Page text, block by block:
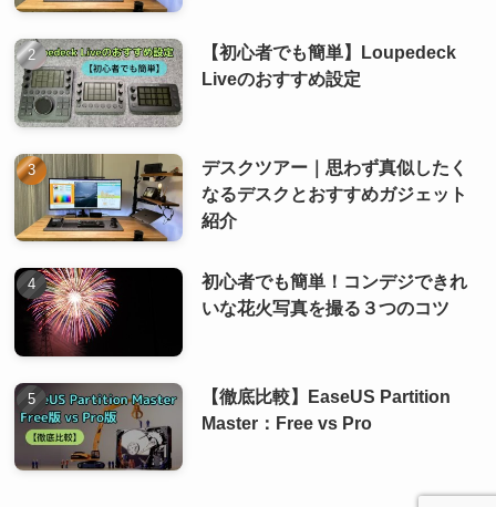
【初心者でも簡単】Loupedeck
Liveのおすすめ設定
デスクツアー｜思わず真似したく
なるデスクとおすすめガジェット
紹介
初心者でも簡単！コンデジできれ
いな花火写真を撮る３つのコツ
【徹底比較】EaseUS Partition
Master：Free vs Pro